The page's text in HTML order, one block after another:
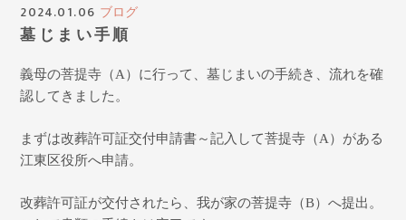
2024.01.06 ブログ
墓じまい手順
義母の菩提寺（A） に行って、墓じまいの手続き、流れを確
認してきました。
まずは改葬許可証交付申請書～記入して菩提寺（A） がある
江東区役所へ申請。
改葬許可証が交付されたら、我が家の菩提寺（B）へ提出。